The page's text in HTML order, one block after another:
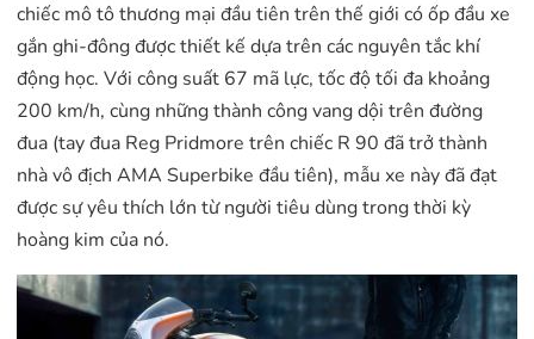
chiếc mô tô thương mại đầu tiên trên thế giới có ốp đầu xe
gắn ghi-đông được thiết kế dựa trên các nguyên tắc khí
động học. Với công suất 67 mã lực, tốc độ tối đa khoảng
200 km/h, cùng những thành công vang dội trên đường
đua (tay đua Reg Pridmore trên chiếc R 90 đã trở thành
nhà vô địch AMA Superbike đầu tiên), mẫu xe này đã đạt
được sự yêu thích lớn từ người tiêu dùng trong thời kỳ
hoàng kim của nó.